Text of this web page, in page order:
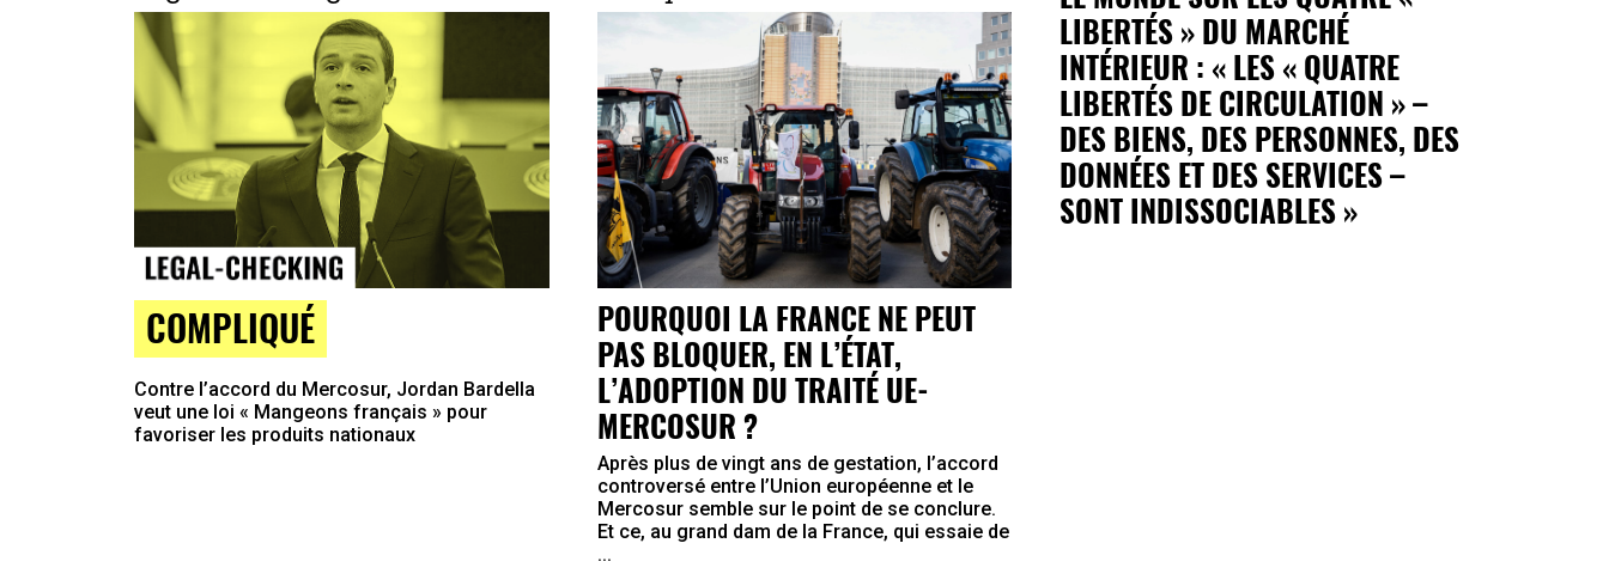
COMPLIQUÉ
Contre l’accord du Mercosur, Jordan Bardella
veut une loi « Mangeons français » pour
favoriser les produits nationaux
POURQUOI LA FRANCE NE PEUT
PAS BLOQUER, EN L’ÉTAT,
L’ADOPTION DU TRAITÉ UE-
MERCOSUR ?
Après plus de vingt ans de gestation, l’accord
controversé entre l’Union européenne et le
Mercosur semble sur le point de se conclure.
Et ce, au grand dam de la France, qui essaie de
...
LIBERTÉS » DU MARCHÉ
INTÉRIEUR : « LES « QUATRE
LIBERTÉS DE CIRCULATION » –
DES BIENS, DES PERSONNES, DES
DONNÉES ET DES SERVICES –
SONT INDISSOCIABLES »